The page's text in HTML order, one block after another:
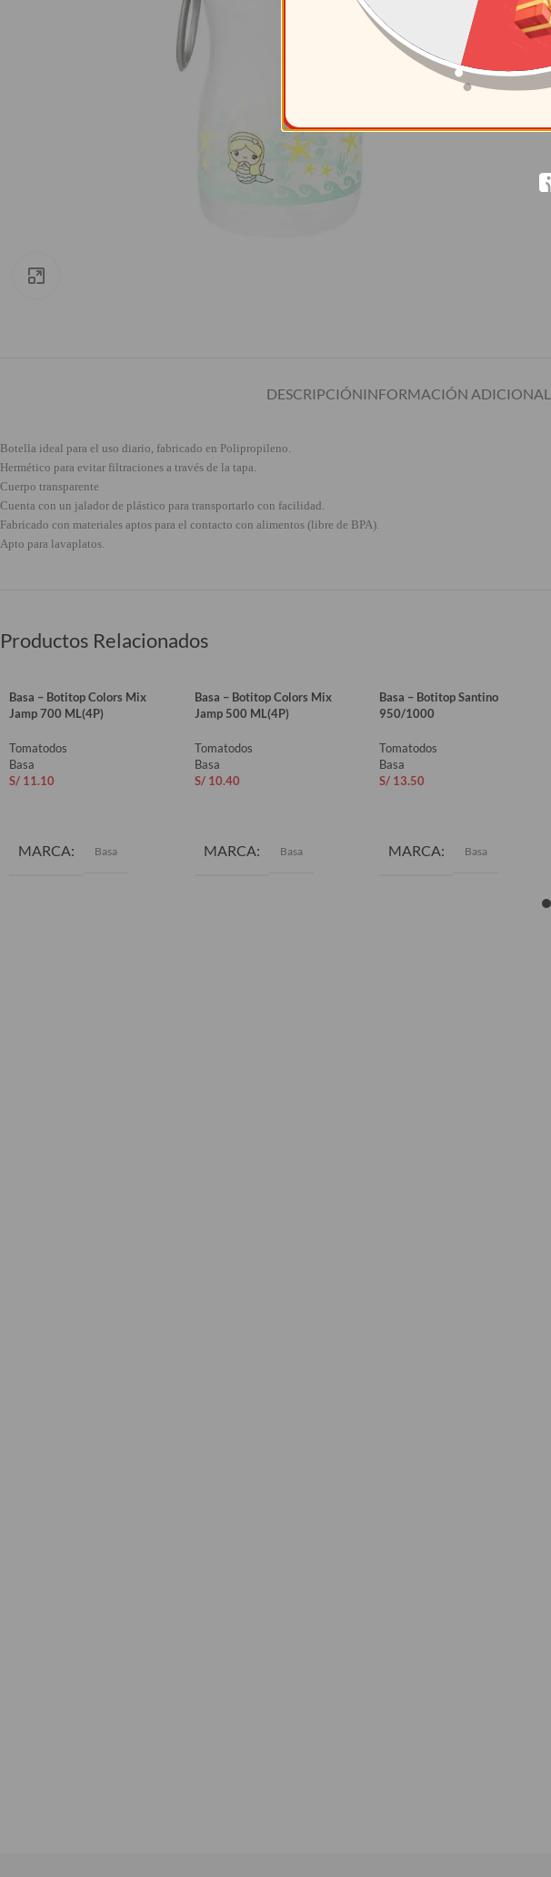
DESCRIPCIÓNINFORMACIÓN ADICIONAL
Botella ideal para el uso diario, fabricado en Polipropileno.
Hermético para evitar filtraciones a través de la tapa.
Cuerpo transparente
Cuenta con un jalador de plástico para transportarlo con facilidad.
Fabricado con materiales aptos para el contacto con alimentos (libre de BPA).
Apto para lavaplatos.
Productos Relacionados
Basa – Botitop Colors Mix
Jamp 700 ML(4P)
Tomatodos
Basa
S/ 11.10
MARCA Basa
Basa – Botitop Colors Mix
Jamp 500 ML(4P)
Tomatodos
Basa
S/10.40
MARCA Basa
Basa – Botitop Santino
950/1000
Tomatodos
Basa
S/ 13.50
MARCA Basa